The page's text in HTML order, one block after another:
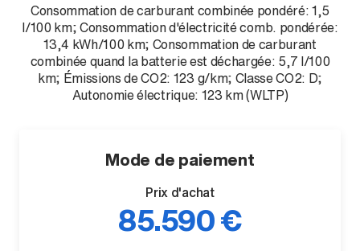
Consommation de carburant combinée pondéré: 1,5
l/100 km; Consommation d'électricité comb. pondérée:
13,4 kWh/100 km; Consommation de carburant
combinée quand la batterie est déchargée: 5,7 l/100
km; Émissions de CO2: 123 g/km; Classe CO2: D;
Autonomie électrique: 123 km (WLTP)
Mode de paiement
Prix d'achat
85.590 €